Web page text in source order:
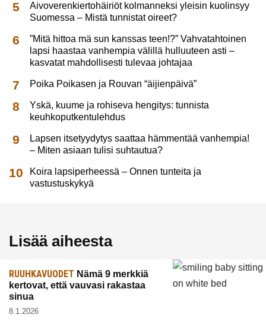
Aivoverenkiertohäiriöt kolmanneksi yleisin kuolinsyy
Suomessa – Mistä tunnistat oireet?
”Mitä hittoa mä sun kanssas teen!?” Vahvatahtoinen
lapsi haastaa vanhempia välillä hulluuteen asti –
kasvatat mahdollisesti tulevaa johtajaa
Poika Poikasen ja Rouvan “äijienpäivä”
Yskä, kuume ja rohiseva hengitys: tunnista
keuhkoputkentulehdus
Lapsen itsetyydytys saattaa hämmentää vanhempia!
– Miten asiaan tulisi suhtautua?
Koira lapsiperheessä – Onnen tunteita ja
vastustuskykyä
Lisää aiheesta
RUUHKAVUODET Nämä 9 merkkiä
kertovat, että vauvasi rakastaa
sinua
8.1.2026